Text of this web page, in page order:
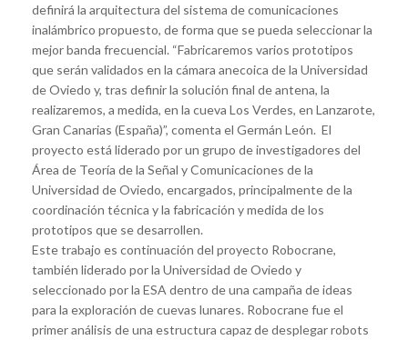
definirá la arquitectura del sistema de comunicaciones
inalámbrico propuesto, de forma que se pueda seleccionar la
mejor banda frecuencial. “Fabricaremos varios prototipos
que serán validados en la cámara anecoica de la Universidad
de Oviedo y, tras definir la solución final de antena, la
realizaremos, a medida, en la cueva Los Verdes, en Lanzarote,
Gran Canarias (España)”, comenta el Germán León. El
proyecto está liderado por un grupo de investigadores del
Área de Teoría de la Señal y Comunicaciones de la
Universidad de Oviedo, encargados, principalmente de la
coordinación técnica y la fabricación y medida de los
prototipos que se desarrollen.
Este trabajo es continuación del proyecto Robocrane,
también liderado por la Universidad de Oviedo y
seleccionado por la ESA dentro de una campaña de ideas
para la exploración de cuevas lunares. Robocrane fue el
primer análisis de una estructura capaz de desplegar robots